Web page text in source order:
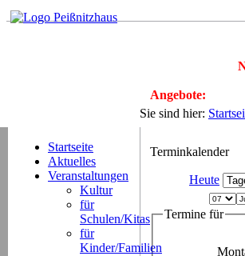
Angebote:
Sie sind hier:
Startseite
Aktuelles
Veranstaltungen
Kultur
für
Schulen/Kitas
für
Kinder/Familien
Terminkalender
Heute
Termine für